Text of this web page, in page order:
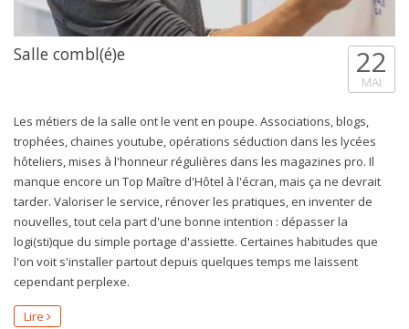
Salle combl(é)e 22
MAI
Les métiers de la salle ont le vent en poupe. Associations, blogs,
trophées, chaines youtube, opérations séduction dans les lycées
hôteliers, mises à l'honneur régulières dans les magazines pro. Il
manque encore un Top Maître d'Hôtel à l'écran, mais ça ne devrait
tarder. Valoriser le service, rénover les pratiques, en inventer de
nouvelles, tout cela part d'une bonne intention : dépasser la
logi(sti)que du simple portage d'assiette. Certaines habitudes que
l'on voit s'installer partout depuis quelques temps me laissent
cependant perplexe.
Lire